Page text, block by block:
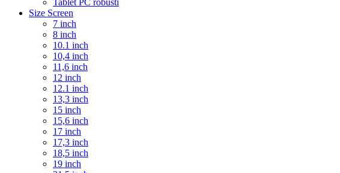
Size Screen
7 inch
8 inch
10.1 inch
10,4 inch
11,6 inch
12 inch
12.1 inch
13,3 inch
15 inch
15,6 inch
17 inch
17,3 inch
18,5 inch
19 inch